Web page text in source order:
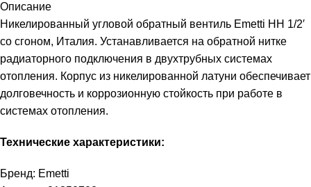
Описание
Никелированный угловой обратный вентиль Emetti НН 1/2′
со сгоном, Италия. Устанавливается на обратной нитке
радиаторного подключения в двухтрубных системах
отопления. Корпус из никелированной латуни обеспечивает
долговечность и коррозионную стойкость при работе в
системах отопления.
Технические характеристики:
Бренд: Emetti